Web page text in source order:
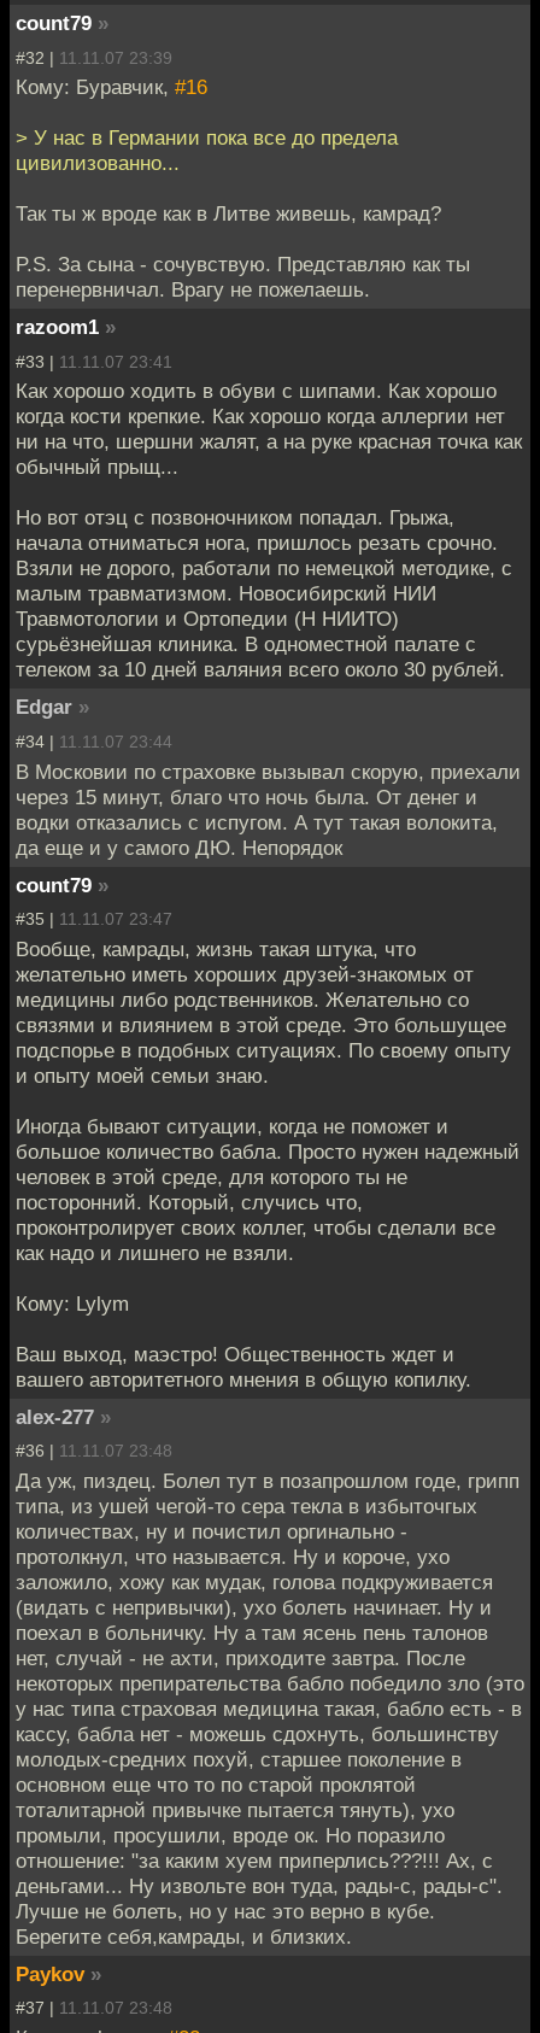
count79 »
#32 | 11.11.07 23:39
Кому: Буравчик, #16
> У нас в Германии пока все до предела
цивилизованно...
Так ты ж вроде как в Литве живешь, камрад?
P.S. За сына - сочувствую. Представляю как ты
перенервничал. Врагу не пожелаешь.
razoom1 »
#33 | 11.11.07 23:41
Как хорошо ходить в обуви с шипами. Как хорошо
когда кости крепкие. Как хорошо когда аллергии нет
ни на что, шершни жалят, а на руке красная точка как
обычный прыщ...
Но вот отэц с позвоночником попадал. Грыжа,
начала отниматься нога, пришлось резать срочно.
Взяли не дорого, работали по немецкой методике, с
малым травматизмом. Новосибирский НИИ
Травмотологии и Ортопедии (Н НИИТО)
сурьёзнейшая клиника. В одноместной палате с
телеком за 10 дней валяния всего около 30 рублей.
Edgar »
#34 | 11.11.07 23:44
В Московии по страховке вызывал скорую, приехали
через 15 минут, благо что ночь была. От денег и
водки отказались с испугом. А тут такая волокита,
да еще и у самого ДЮ. Непорядок
count79 »
#35 | 11.11.07 23:47
Вообще, камрады, жизнь такая штука, что
желательно иметь хороших друзей-знакомых от
медицины либо родственников. Желательно со
связями и влиянием в этой среде. Это большущее
подспорье в подобных ситуациях. По своему опыту
и опыту моей семьи знаю.
Иногда бывают ситуации, когда не поможет и
большое количество бабла. Просто нужен надежный
человек в этой среде, для которого ты не
посторонний. Который, случись что,
проконтролирует своих коллег, чтобы сделали все
как надо и лишнего не взяли.
Кому: Lylym
Ваш выход, маэстро! Общественность ждет и
вашего авторитетного мнения в общую копилку.
alex-277 »
#36 | 11.11.07 23:48
Да уж, пиздец. Болел тут в позапрошлом годе, грипп
типа, из ушей чегой-то сера текла в избыточгых
количествах, ну и почистил оргинально -
протолкнул, что называется. Ну и короче, ухо
заложило, хожу как мудак, голова подкруживается
(видать с непривычки), ухо болеть начинает. Ну и
поехал в больничку. Ну а там ясень пень талонов
нет, случай - не ахти, приходите завтра. После
некоторых препирательства бабло победило зло (это
у нас типа страховая медицина такая, бабло есть - в
кассу, бабла нет - можешь сдохнуть, большинству
молодых-средних похуй, старшее поколение в
основном еще что то по старой проклятой
тоталитарной привычке пытается тянуть), ухо
промыли, просушили, вроде ок. Но поразило
отношение: "за каким хуем приперлись???!!! Ах, с
деньгами... Ну извольте вон туда, рады-с, рады-с".
Лучше не болеть, но у нас это верно в кубе.
Берегите себя,камрады, и близких.
Paykov »
#37 | 11.11.07 23:48